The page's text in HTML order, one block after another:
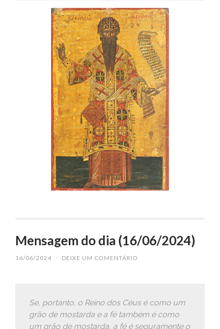
Mensagem do dia (16/06/2024)
16/06/2024 / DEIXE UM COMENTÁRIO
Se, portanto, o Reino dos Céus é como um
grão de mostarda e a fé também é como
um grão de mostarda, a fé é seguramente o